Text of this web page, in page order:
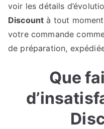
voir les détails
Discount à tout
votre commande
de préparation,
Que